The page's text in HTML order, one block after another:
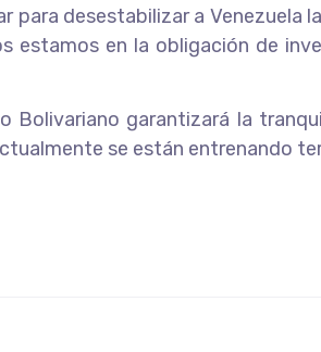
para desestabilizar a
estamos en la obligación de
Bolivariano garantizará la
se están entrenando